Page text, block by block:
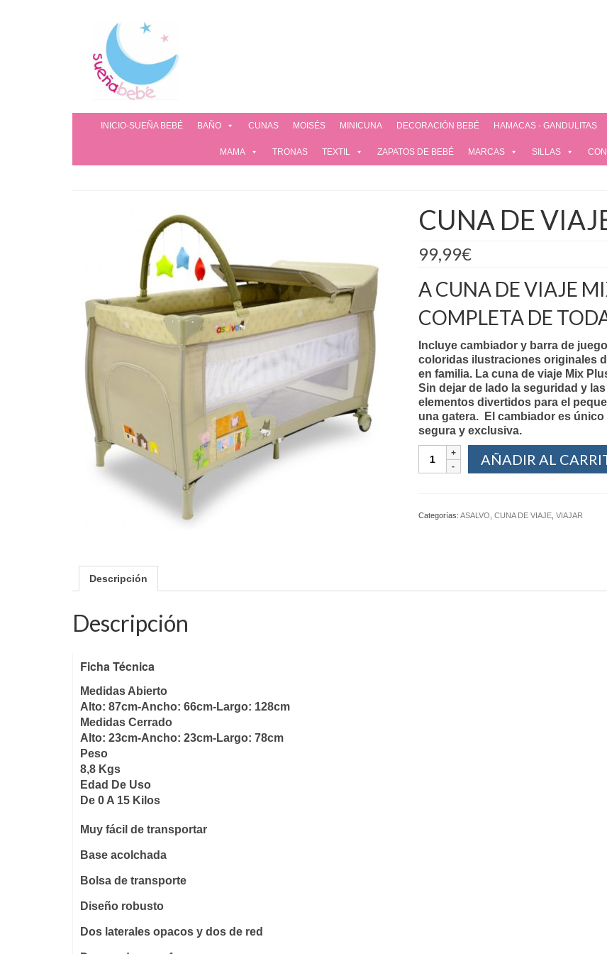
INICIO-SUEÑA BEBÉ BAÑO CUNAS MOISÉS MINICUNA DECORACIÓN BEBÉ HAMACAS - GANDULITAS
MAMA TRONAS TEXTIL ZAPATOS DE BEBÉ MARCAS SILLAS
CUNA DE
99,99€
A CUNA DE VIAJE
COMPLETA DE
Incluye cambiador y barra de
coloridas ilustraciones originales
en familia. La cuna de viaje Mix
Sin dejar de lado la seguridad y
elementos divertidos para el
una gatera. El cambiador es
segura y exclusiva.
AÑADIR AL
Categorías: ASALVO CUNA DE VIAJE, VIAJAR
Descripción
Descripción
Ficha Técnica
Medidas Abierto
Alto: 87cm-Ancho: 66cm-Largo: 128cm
Medidas Cerrado
Alto: 23cm-Ancho: 23cm-Largo: 78cm
Peso
8,8 Kgs
Edad De Uso
De 0 A 15 Kilos
Muy fácil de transportar
Base acolchada
Bolsa de transporte
Diseño robusto
Dos laterales opacos y dos de red